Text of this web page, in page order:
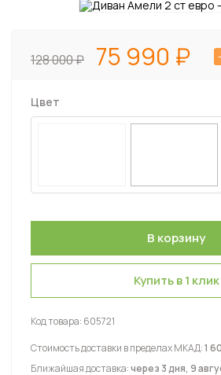
128 000 75 990
Цвет
Купить в 1 клик
Код товара: 605721
Стоимость доставки в пределах МКАД:1
Ближайшая доставка:через 3 дня, 9